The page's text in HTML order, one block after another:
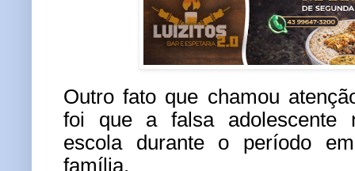
Outro fato que chamou
foi que a falsa adolescente
escola durante o período
família.